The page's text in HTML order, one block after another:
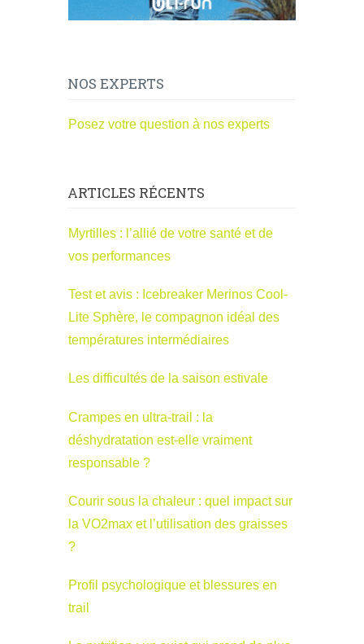
NOS EXPERTS
Posez votre question à nos experts
ARTICLES RÉCENTS
Myrtilles : l’allié de votre santé et de
vos performances
Test et avis : Icebreaker Merinos Cool-
Lite Sphère, le compagnon idéal des
températures intermédiaires
Les difficultés de la saison estivale
Crampes en ultra-trail : la
déshydratation est-elle vraiment
responsable ?
Courir sous la chaleur : quel impact sur
la VO2max et l’utilisation des graisses
?
Profil psychologique et blessures en
trail